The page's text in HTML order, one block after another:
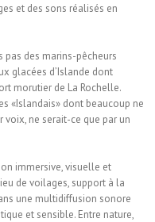
et des sons réalisés en
pas des marins-pêcheurs
glacées d’Islande dont
morutier de La Rochelle.
«Islandais» dont beaucoup ne
voix, ne serait-ce que par un
immersive, visuelle et
de voilages, support à la
une multidiffusion sonore
et sensible. Entre nature,